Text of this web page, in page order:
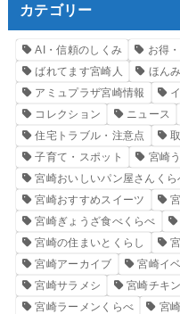
カテゴリー
AI・信頼のしくみ お得
ばれてます宮崎人
ほん
アミュプラザ宮崎情報
コレクション
ニュース
住宅トラブル・注意点
子育て・スポット
宮崎
宮崎おいしいパン屋さんくら
宮崎おすすめスイーツ
宮崎ぎょうざ食べくらべ
宮崎の住まいとくらし
宮崎アーカイブ
宮崎イ
宮崎サラメシ
宮崎チキ
宮崎ラーメンくらべ
宮